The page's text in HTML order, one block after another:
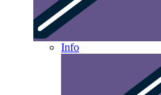
Info